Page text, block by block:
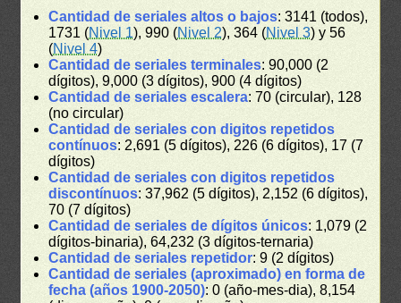
Cantidad de seriales altos o bajos: 3141 (todos),
1731 (Nivel 1), 990 (Nivel 2), 364 (Nivel 3) y 56
(Nivel 4)
Cantidad de seriales terminales: 90,000 (2
dígitos), 9,000 (3 dígitos), 900 (4 dígitos)
Cantidad de seriales escalera: 70 (circular), 128
(no circular)
Cantidad de seriales con digitos repetidos
contínuos: 2,691 (5 dígitos), 226 (6 dígitos), 17 (7
dígitos)
Cantidad de seriales con digitos repetidos
discontínuos: 37,962 (5 dígitos), 2,152 (6 dígitos),
70 (7 dígitos)
Cantidad de seriales de dígitos únicos: 1,079 (2
dígitos-binaria), 64,232 (3 dígitos-ternaria)
Cantidad de seriales repetidor: 9 (2 dígitos)
Cantidad de seriales (aproximado) en forma de
fecha (años 1900-2050): 0 (año-mes-dia), 8,154